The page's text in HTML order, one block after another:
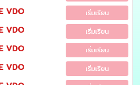
VDO เริ่มเรียน
VDO เริ่มเรียน
VDO เริ่มเรียน
VDO เริ่มเรียน